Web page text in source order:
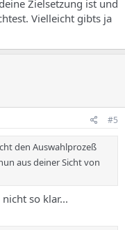
Zielsetzung ist und
Vielleicht gibts ja
#5
den Auswahlprozeß
aus deiner Sicht von
so klar...